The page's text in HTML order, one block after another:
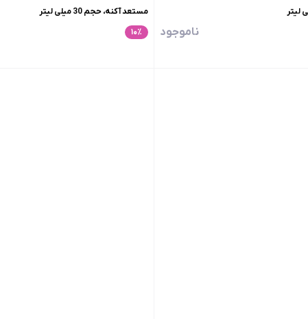
ناموجود
مستعد آکنه، حجم 30 میلی لیتر
۱۰٪